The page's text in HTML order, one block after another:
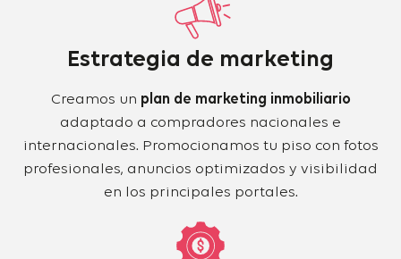
Estrategia de marketing
Creamos un plan de marketing inmobiliario
adaptado a compradores nacionales e
internacionales. Promocionamos tu piso con fotos
profesionales, anuncios optimizados y visibilidad
en los principales portales.